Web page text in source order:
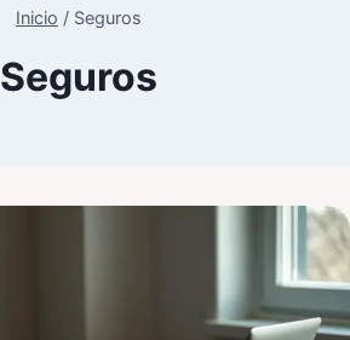
Inicio / Seguros
Seguros